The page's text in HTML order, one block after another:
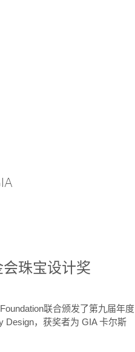
珠宝设计奖
联合颁发了第九届年度
Design，获奖者为 GIA 卡尔斯